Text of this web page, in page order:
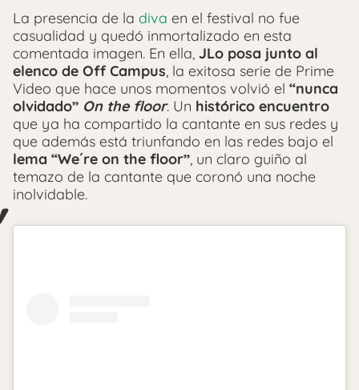
La presencia de la diva en el festival no fue
casualidad y quedó inmortalizado en esta
comentada imagen. En ella, JLo posa junto al
elenco de Off Campus, la exitosa serie de Prime
Video que hace unos momentos volvió el “nunca
olvidado” On the floor. Un histórico encuentro
que ya ha compartido la cantante en sus redes y
que además está triunfando en las redes bajo el
lema “We´re on the floor”, un claro guiño al
temazo de la cantante que coronó una noche
inolvidable.